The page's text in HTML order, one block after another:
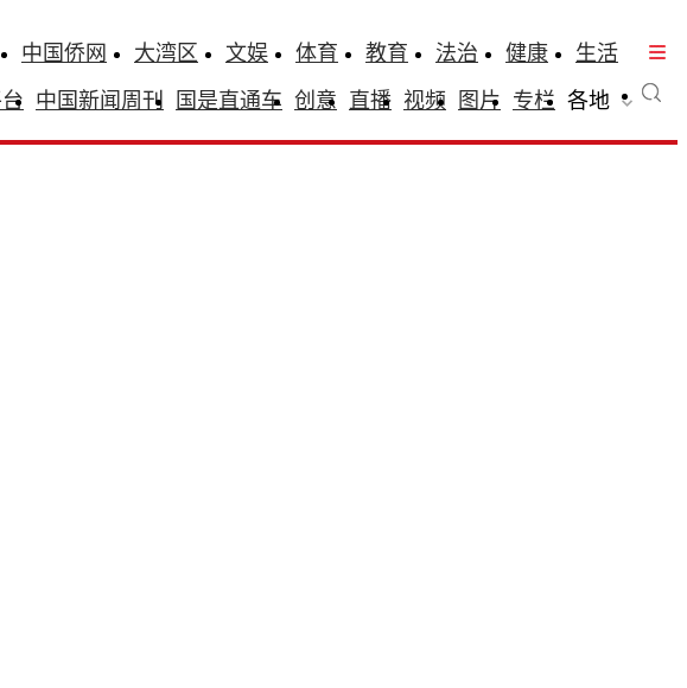
中国侨网 大湾区 文娱 体育 教育 法治 健康
生活
中国新闻周刊 国是直通车 创意 直播 视频 图片 专栏 各地